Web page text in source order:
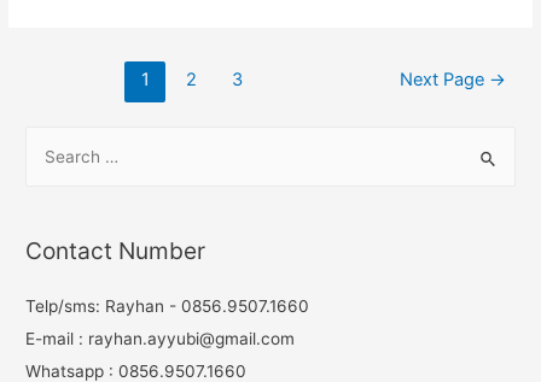
1 2 3 Next Page →
r
h
f
o
Contact Number
Telp/sms: Rayhan - 0856.9507.1660
E-mail : rayhan.ayyubi@gmail.com
Whatsapp : 0856.9507.1660